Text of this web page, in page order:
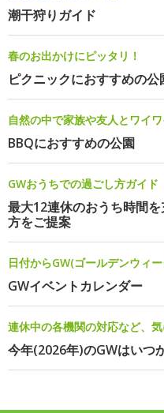
潮干狩りガイド
春のお出かけにピッタリ！
ピクニックにおすすめの公
自然の中で家族や友人とワイワ
BBQにおすすめの公園
GWおうちでの過ごし方ガイド
最大12連休のおうち時間
方をご提案
日付からGW(ゴールデンウィ
GWイベントカレンダー
連休中の各機関の対応など、
今年(2026年)のGWはいつ